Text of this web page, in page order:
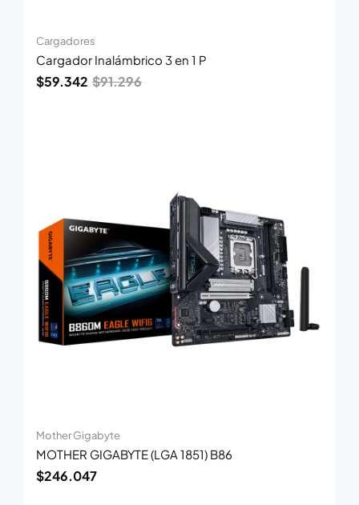
Cargadores
Cargador Inalámbrico 3 en 1 P
$91.296
$59.342
Mother Gigabyte
MOTHER GIGABYTE (LGA 1851) B86
$246.047